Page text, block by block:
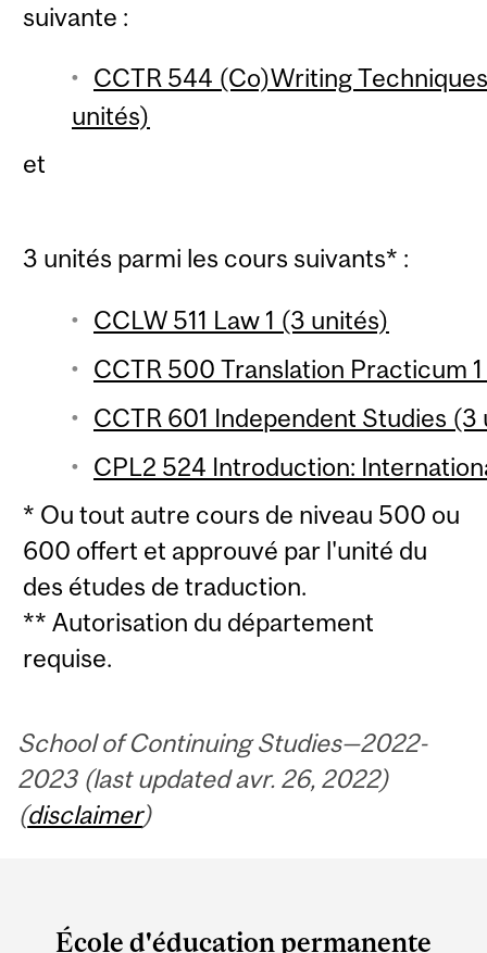
suivante :
CCTR 544 (Co)Writing
unités)
et
3 unités parmi les cours suivants* :
CCLW 511 Law 1 (3 unités)
CCTR 500 Translation Practicum
CCTR 601 Independent Studies
CPL2 524 Introduction:
* Ou tout autre cours de niveau 500 ou
600 offert et approuvé par l'unité du
des études de traduction.
** Autorisation du département
requise.
School of Continuing Studies—2022-
2023 (last updated avr. 26, 2022)
(disclaimer)
andÉcole d'éducation permanente